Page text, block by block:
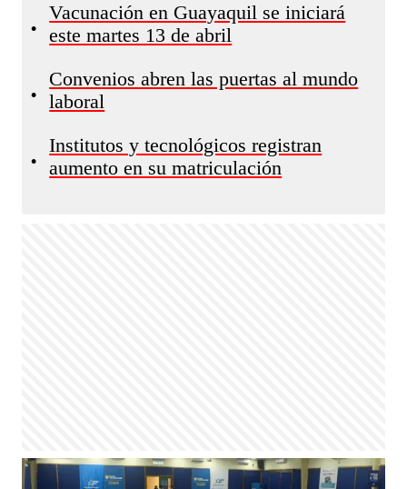
•
Vacunación en Guayaquil se iniciará
este martes 13 de abril
•
Convenios abren las puertas al mundo
laboral
•
Institutos y tecnológicos registran
aumento en su matriculación